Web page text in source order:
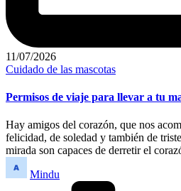
11/07/2026
Publicado
Cuidado de las mascotas
Permisos de viaje para llevar a tu
Hay amigos del corazón, que nos
felicidad, de soledad y también de
mirada son capaces de derretir el
Publicado
Mindu